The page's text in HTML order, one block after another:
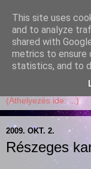
Garffyka
Szösszenetek a
receptekkel,
2009. OKT. 2.
Részeges
This site uses
and to analyze
shared with
metrics to ensure
statistics, and to